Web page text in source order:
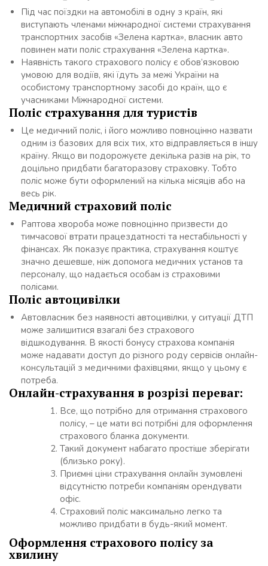
Під час поїздки на автомобілі в одну з країн, які
виступають членами міжнародної системи страхування
транспортних засобів «Зелена картка», власник авто
повинен мати поліс страхування «Зелена картка».
Наявність такого страхового полісу є обов’язковою
умовою для водіїв, які їдуть за межі України на
особистому транспортному засобі до країн, що є
учасниками Міжнародної системи.
Поліс страхування для туристів
Це медичний поліс, і його можливо повноцінно назвати
одним із базових для всіх тих, хто відправляється в іншу
країну. Якщо ви подорожуєте декілька разів на рік, то
доцільно придбати багаторазову страховку. Тобто
поліс може бути оформлений на кілька місяців або на
весь рік.
Медичний страховий поліс
Раптова хвороба може повноцінно призвести до
тимчасової втрати працездатності та нестабільності у
фінансах. Як показує практика, страхування коштує
значно дешевше, ніж допомога медичних установ та
персоналу, що надається особам із страховими
полісами.
Поліс автоцивілки
Автовласник без наявності автоцивілки, у ситуації ДТП
може залишитися взагалі без страхового
відшкодування. В якості бонусу страхова компанія
може надавати доступ до різного роду сервісів онлайн-
консультацій з медичними фахівцями, якщо у цьому є
потреба.
Онлайн-страхування в розрізі переваг:
Все, що потрібно для отримання страхового
полісу, – це мати всі потрібні для оформлення
страхового бланка документи.
Такий документ набагато простіше зберігати
(близько року).
Приємні ціни страхування онлайн зумовлені
відсутністю потреби компаніям орендувати
офіс.
Страховий поліс максимально легко та
можливо придбати в будь-який момент.
Оформлення страхового полісу за
хвилину